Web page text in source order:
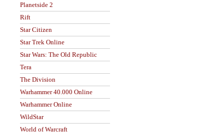
Planetside 2
Rift
Star Citizen
Star Trek Online
Star Wars: The Old Republic
Tera
The Division
Warhammer 40.000 Online
Warhammer Online
WildStar
World of Warcraft